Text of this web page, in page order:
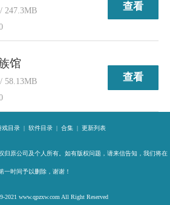
247.3MB
查看
馆
58.13MB
查看
戏目录 | 软件目录 | 合集 | 更新列表
原公司及个人所有。如有版权问题，请来信告知，我们将在
一时间予以删除，谢谢！
2021 www.qpzxw.com All Right Reserved